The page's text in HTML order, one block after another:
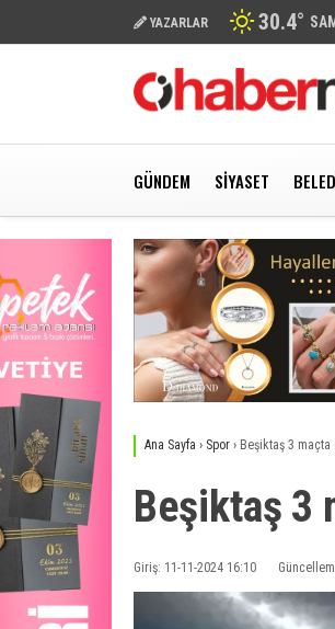
YAZARLAR 30.4°
GÜNDEM SIYASET
Ana Sayfa › Spor › Beşiktaş 3 maçta
Beşiktaş 3
Giriş: 11-11-2024 16:10